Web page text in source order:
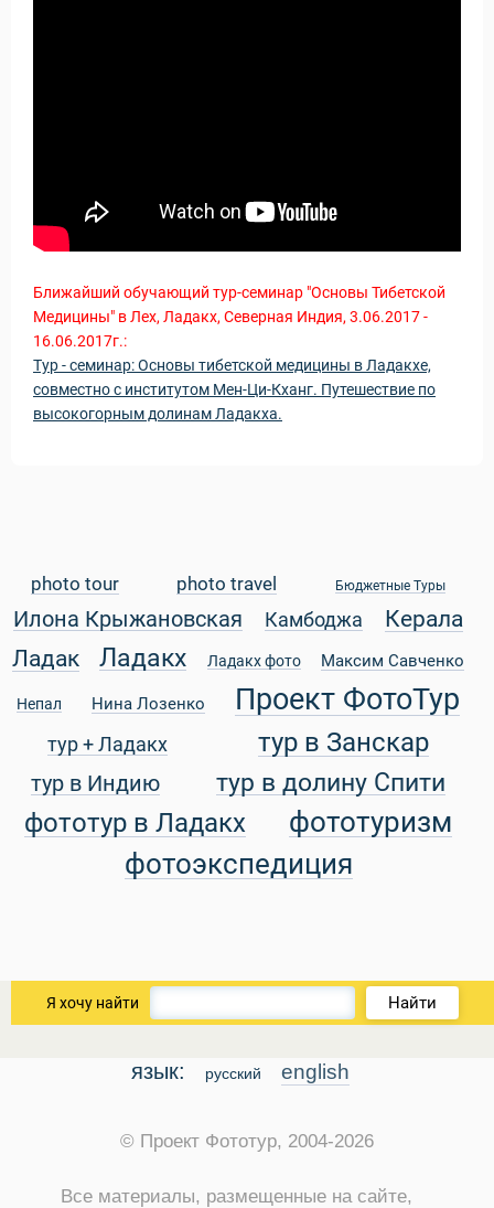
Ближайший обучающий тур-семинар "Основы Тибетской
Медицины" в Лех, Ладакх, Северная Индия, 3.06.2017 -
16.06.2017г.:
Тур - семинар: Основы тибетской медицины в Ладакхе,
совместно с институтом Мен-Ци-Кханг. Путешествие по
высокогорным долинам Ладакха.
photo tour photo travel Бюджетные Туры
Илона Крыжановская Камбоджа
Керала
Ладак
Ладакх Ладакх фото Максим Савченко
Непал Нина Лозенко Проект ФотоТур
тур + Ладакх тур в Занскар
тур в Индию тур в долину Спити
фототур в Ладакх
фототуризм
фотоэкспедиция
Я хочу найти Найти
язык: русский english
© Проект Фототур, 2004-2026
Все материалы, размещенные на сайте,